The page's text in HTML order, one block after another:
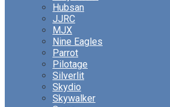
Hubsan
JJRC
MJX
Nine Eagles
Parrot
Pilotage
Silverlit
Skydio
Skywalker